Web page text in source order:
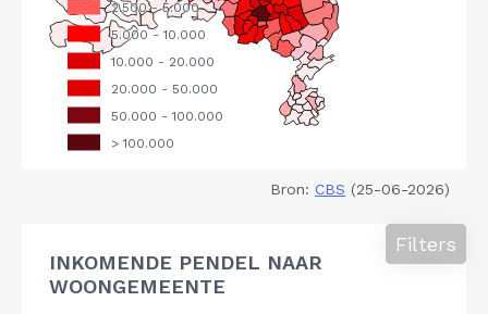
Bron: CBS (25-06-2026)
INKOMENDE PENDEL NAAR
WOONGEMEENTE
Filters